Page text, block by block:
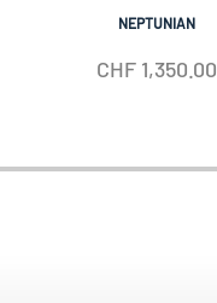
NEPTUNIAN
CHF1,350.00